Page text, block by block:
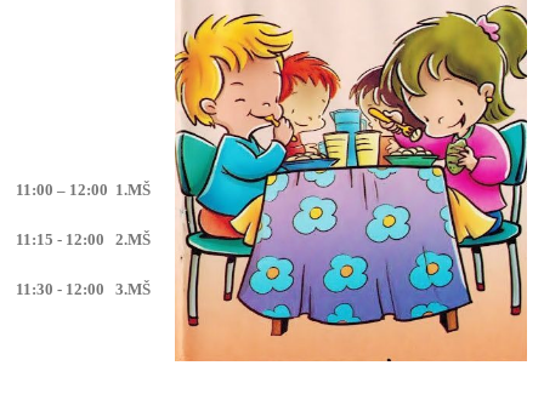
11:00 – 12:00 1.MŠ
11:15 - 12:00 2.MŠ
11:30 - 12:00 3.MŠ